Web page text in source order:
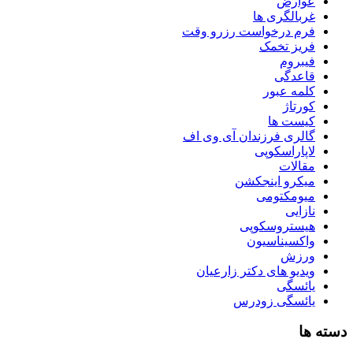
غربالگری ها
فرم درخواست رزرو وقت
فریز تخمک
فیبروم
قاعدگی
کلمه عبور
کورتاژ
کیست ها
گالری فرزندان آی وی اف
لاپاراسکوپی
مقالات
میکرو اینجکشن
میومکتومی
نازایی
هیستروسکوپی
واکسیناسیون
ورزش
ویدیو های دکتر زارعیان
یائسگی
یائسگی زودرس
دسته ها